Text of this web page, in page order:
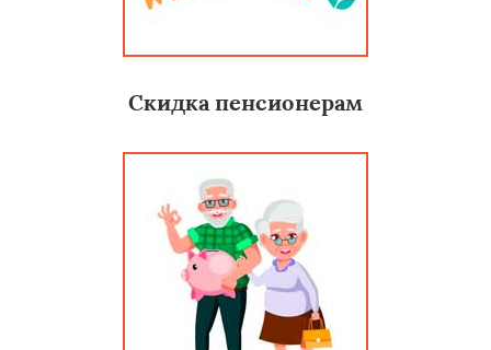
Скидка пенсионерам